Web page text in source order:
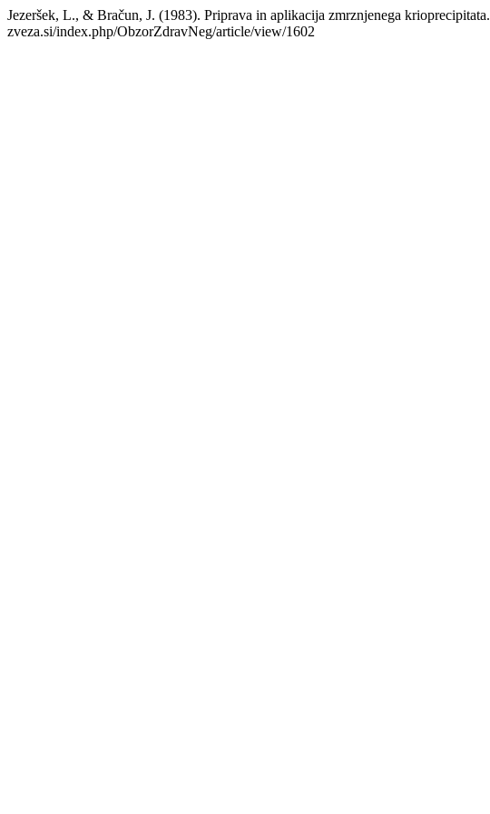
Jezeršek, L., & Bračun, J. (1983). Priprava in aplikacija zmrznjenega krioprecipitata.
zveza.si/index.php/ObzorZdravNeg/article/view/1602